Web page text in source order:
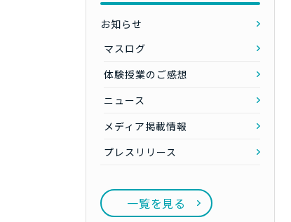
お知らせ
マスログ
体験授業のご感想
ニュース
メディア掲載情報
プレスリリース
一覧を見る